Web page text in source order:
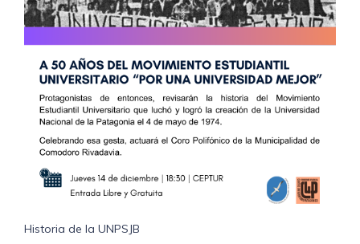
Historia de la UNPSJB